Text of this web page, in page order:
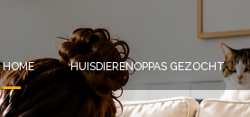
HOME HUISDIERENOPPAS GEZOCHT